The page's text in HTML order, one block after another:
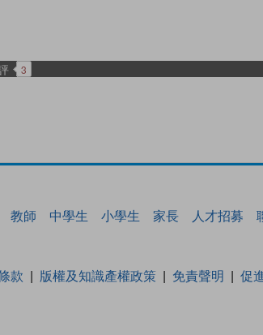
3
教師 中學生 小學生 家長 人才招募
款 版權及知識產權政策 免責聲明 促